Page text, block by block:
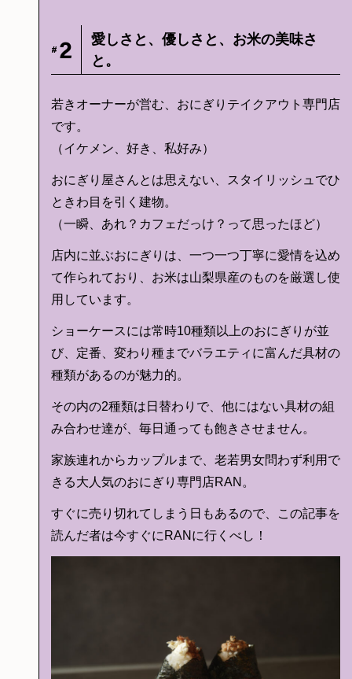
# 2
愛しさと、優しさと、お米の美味さ
と。
若きオーナーが営む、おにぎりテイクアウト専門店
です。
（イケメン、好き、私好み）
おにぎり屋さんとは思えない、スタイリッシュでひ
ときわ目を引く建物。
（一瞬、あれ？カフェだっけ？って思ったほど）
店内に並ぶおにぎりは、一つ一つ丁寧に愛情を込め
て作られており、お米は山梨県産のものを厳選し使
用しています。
ショーケースには常時10種類以上のおにぎりが並
び、定番、変わり種までバラエティに富んだ具材の
種類があるのが魅力的。
その内の2種類は日替わりで、他にはない具材の組
み合わせ達が、毎日通っても飽きさせません。
家族連れからカップルまで、老若男女問わず利用で
きる大人気のおにぎり専門店RAN。
すぐに売り切れてしまう日もあるので、この記事を
読んだ者は今すぐにRANに行くべし！